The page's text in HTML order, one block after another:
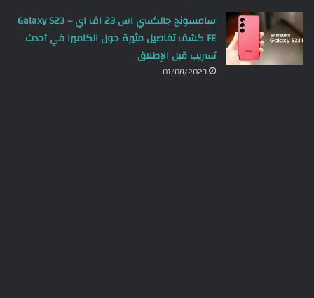
سامسونج جالكسي اس 23 اف اي – Galaxy S23
FE كشف تفاصيل مثيرة حول الكاميرا في أحدث
تسريب قبل الإطلاق
01/08/2023